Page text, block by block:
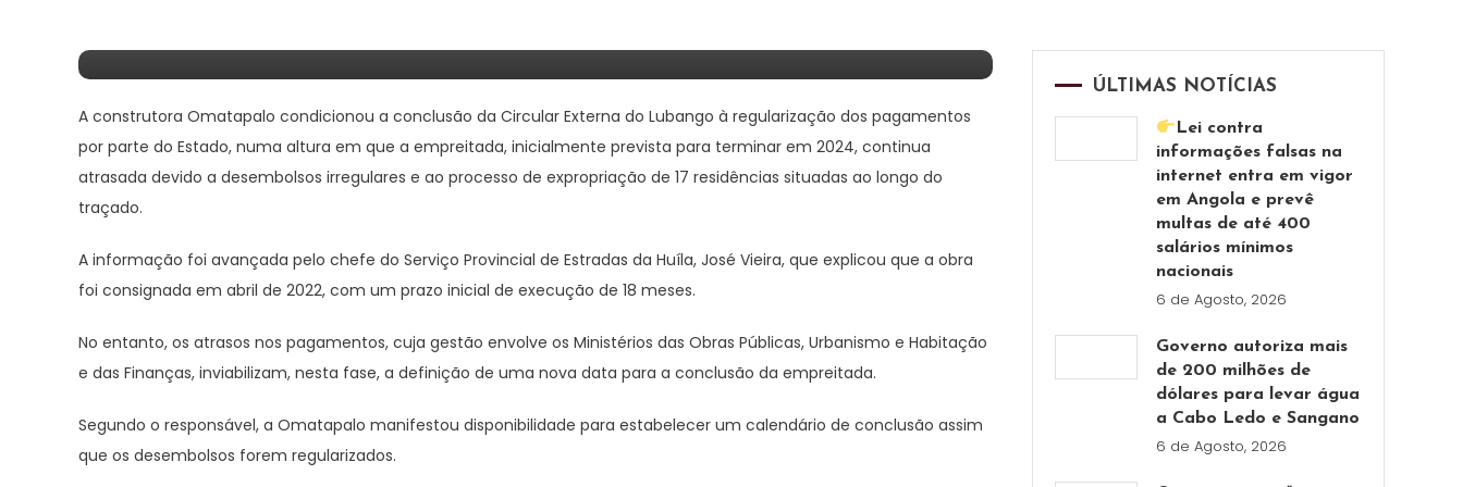
A construtora Omatapalo condicionou a conclusão da Circular Externa do Lubango à regularização dos pagamentos
por parte do Estado, numa altura em que a empreitada, inicialmente prevista para terminar em 2024, continua
atrasada devido a desembolsos irregulares e ao processo de expropriação de 17 residências situadas ao longo do
traçado.
A informação foi avançada pelo chefe do Serviço Provincial de Estradas da Huíla, José Vieira, que explicou que a obra
foi consignada em abril de 2022, com um prazo inicial de execução de 18 meses.
No entanto, os atrasos nos pagamentos, cuja gestão envolve os Ministérios das Obras Públicas, Urbanismo e Habitação
e das Finanças, inviabilizam, nesta fase, a definição de uma nova data para a conclusão da empreitada.
Segundo o responsável, a Omatapalo manifestou disponibilidade para estabelecer um calendário de conclusão assim
que os desembolsos forem regularizados.
ÚLTIMAS NOTÍCIAS
Lei contra
informações falsas na
internet entra em vigor
em Angola e prevê
multas de até 400
salários mínimos
nacionais
6 de Agosto, 2026
Governo autoriza mais
de 200 milhões de
dólares para levar água
a Cabo Ledo e Sangano
6 de Agosto, 2026